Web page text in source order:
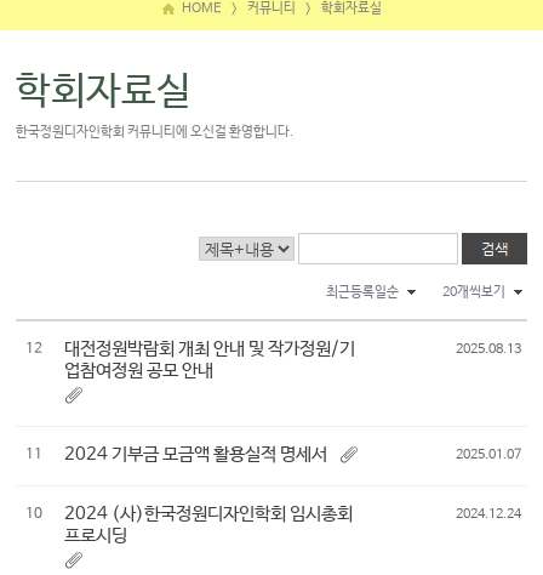
HOME > 커뮤니티 > 학회자료실
학회자료실
한국정원디자인학회 커뮤니티에 오신걸 환영합니다.
20개씩보기
최근등록일순
12
대전정원박람회 개최 안내 및 작가정원/기
업참여정원 공모 안내
2025.08.13
11 2024 기부금 모금액 활용실적 명세서 2025.01.07
10
2024 (사)한국정원디자인학회 임시총회
프로시딩
2024.12.24